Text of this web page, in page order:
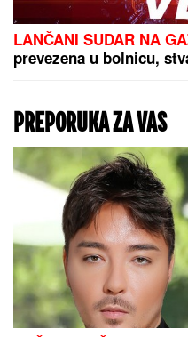
LANČANI SUDAR NA
prevezena u bolnicu,
PREPORUKA ZA VAS